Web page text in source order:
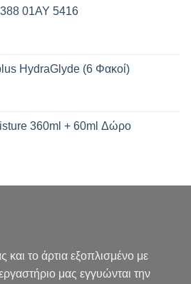
01AY 5416
HydraGlyde (6 Φακοί)
360ml + 60ml Δώρο
και το άρτια εξοπλισμένο με
μας εγγυώνται την